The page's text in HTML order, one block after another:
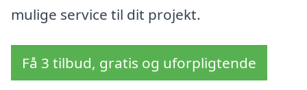
mulige service til dit projekt.
Få 3 tilbud, gratis og uforpligtende